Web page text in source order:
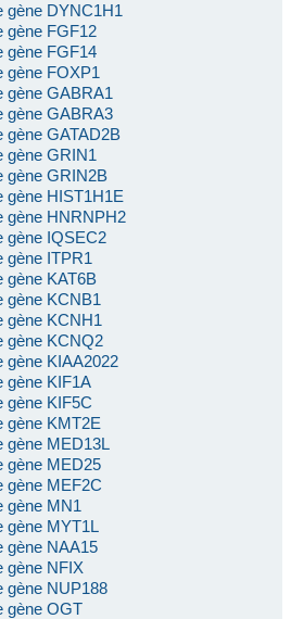
gène DYNC1H1
gène FGF12
gène FGF14
gène FOXP1
gène GABRA1
gène GABRA3
gène GATAD2B
gène GRIN1
gène GRIN2B
gène HIST1H1E
gène HNRNPH2
gène IQSEC2
gène ITPR1
gène KAT6B
gène KCNB1
gène KCNH1
gène KCNQ2
gène KIAA2022
gène KIF1A
gène KIF5C
gène KMT2E
gène MED13L
gène MED25
gène MEF2C
gène MN1
gène MYT1L
gène NAA15
gène NFIX
gène NUP188
gène OGT